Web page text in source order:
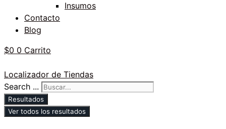
Insumos
Contacto
Blog
$0 0 Carrito
Localizador de Tiendas
Search ...
Resultados
Ver todos los resultados